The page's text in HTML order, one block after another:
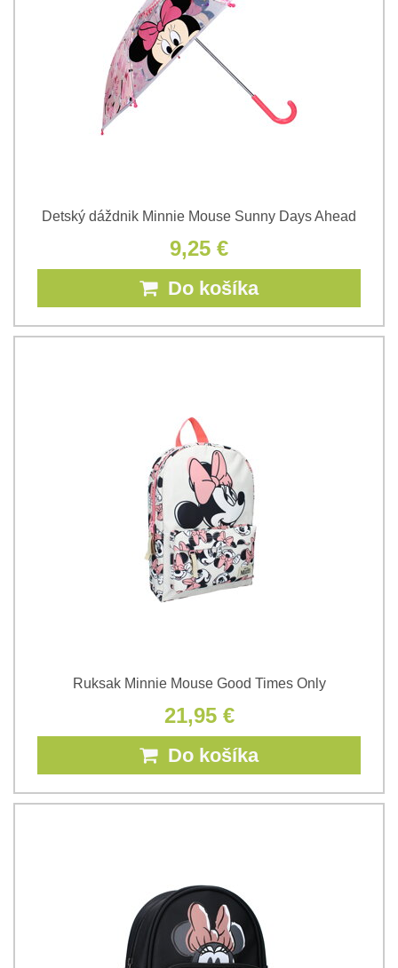
Detský dáždnik Minnie Mouse Sunny Days Ahead
9,25 €
Do košíka
Ruksak Minnie Mouse Good Times Only
21,95 €
Do košíka